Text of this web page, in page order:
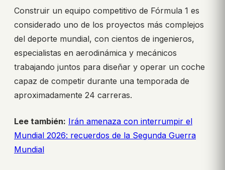
Construir un equipo competitivo de Fórmula 1 es
considerado uno de los proyectos más complejos
del deporte mundial, con cientos de ingenieros,
especialistas en aerodinámica y mecánicos
trabajando juntos para diseñar y operar un coche
capaz de competir durante una temporada de
aproximadamente 24 carreras.
Lee también: Irán amenaza con interrumpir el
Mundial 2026: recuerdos de la Segunda Guerra
Mundial